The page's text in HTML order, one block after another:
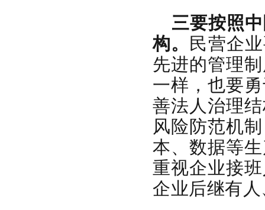
三要按照
构。 民营企
先进的管理
一样，也要
善法人治理
风险防范机
本、数据等
重视企业接
企业后继有